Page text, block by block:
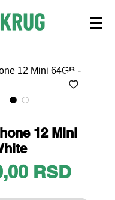
12 Mini
RSDPrice